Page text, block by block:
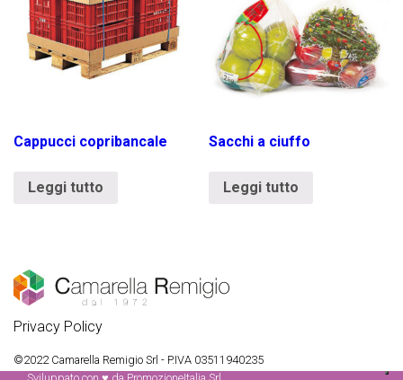
Cappucci copribancale
Leggi tutto
Sacchi a ciuffo
Leggi tutto
Privacy Policy
©2022 Camarella Remigio Srl - P.IVA 03511940235